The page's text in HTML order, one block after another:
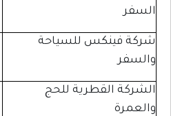
السفر
شركة فينكس للسياحة
والسفر
الشركة القطرية للحج
والعمرة